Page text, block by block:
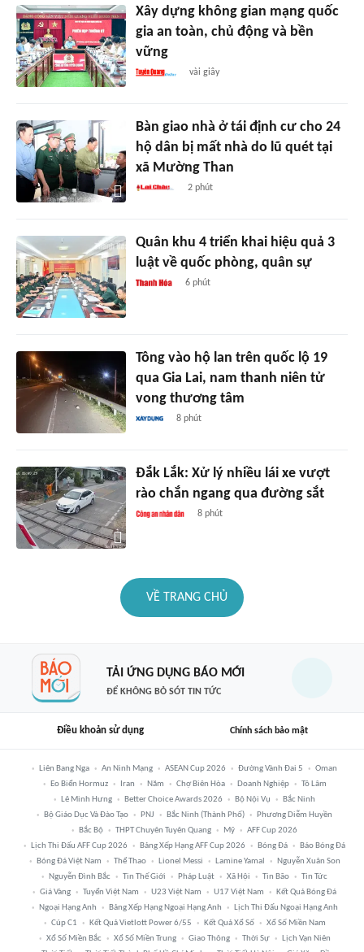
Xây dựng không gian mạng quốc
gia an toàn, chủ động và bền
vững
vài giây
Bàn giao nhà ở tái định cư cho 24
hộ dân bị mất nhà do lũ quét tại
xã Mường Than
2 phút
Quân khu 4 triển khai hiệu quả 3
luật về quốc phòng, quân sự
6 phút
Tông vào hộ lan trên quốc lộ 19
qua Gia Lai, nam thanh niên tử
vong thương tâm
8 phút
Đắk Lắk: Xử lý nhiều lái xe vượt
rào chắn ngang qua đường sắt
8 phút
VỀ TRANG CHỦ
TẢI ỨNG DỤNG BÁO MỚI
ĐỂ KHÔNG BỎ SÓT TIN TỨC
Điều khoản sử dụng Chính sách bảo mật
Liên Bang Nga An Ninh Mạng ASEAN Cup 2026 Đường Vành Đai 5
Oman
Eo Biển Hormuz
Iran Năm Chợ Biên Hòa Doanh Nghiệp
Tô Lâm
Lê Minh Hưng
Better Choice Awards 2026 Bộ Nội Vụ
Bắc Ninh
Bộ Giáo Dục Và Đào Tạo
PNJ Bắc Ninh (thành Phố)
Phương Diễm Huyền
Bắc Bộ
THPT Chuyên Tuyên Quang Mỹ
AFF Cup 2026
Lịch Thi Đấu AFF Cup 2026
Bảng Xếp Hạng AFF Cup 2026 Bóng Đá
Báo Bóng Đá
Bóng Đá Việt Nam
Thể Thao Lionel Messi Lamine Yamal
Nguyễn Xuân Son
Nguyễn Đình Bắc
Tin Thế Giới Pháp Luật Xã Hội Tin Bão
Tin Tức
Giá Vàng
Tuyển Việt Nam U23 Việt Nam U17 Việt Nam
Kết Quả Bóng Đá
Ngoại Hạng Anh
Bảng Xếp Hạng Ngoại Hạng Anh
Lịch Thi Đấu Ngoại Hạng Anh
Cúp C1
Kết Quả Vietlott Power 6/55 Kết Quả Xổ Số
Xổ Số Miền Nam
Xổ Số Miền Bắc
Xổ Số Miền Trung Giao Thông Thời Sự
Lịch Vạn Niên